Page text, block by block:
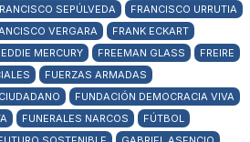
SEPÚLVEDA
FRANCISCO URRUTIA
VERGARA
FRANK ECKART
MERCURY FREEMAN GLASS
FREIRE
FUERZAS ARMADAS
FUNDACIÓN DEMOCRACIA VIVA
FUNERALES NARCOS
FÚTBOL